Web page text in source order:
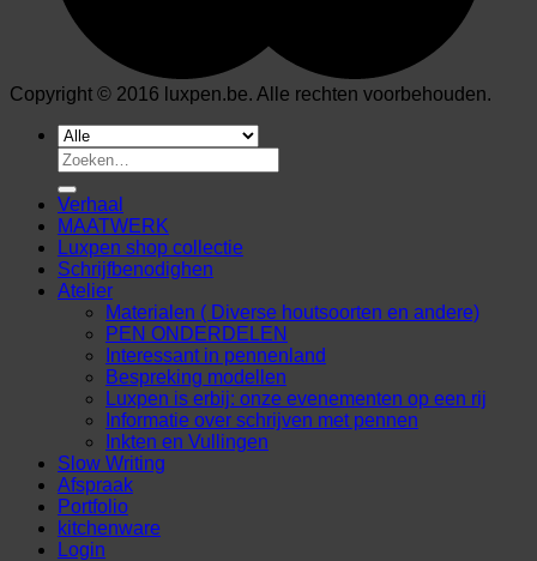
Copyright © 2016 luxpen.be. Alle rechten voorbehouden.
Zoeken
naar:
Verhaal
MAATWERK
Luxpen shop collectie
Schrijfbenodighen
Atelier
Materialen ( Diverse houtsoorten en andere)
PEN ONDERDELEN
Interessant in pennenland
Bespreking modellen
Luxpen is erbij: onze evenementen op een rij
Informatie over schrijven met pennen
Inkten en Vullingen
Slow Writing
Afspraak
Portfolio
kitchenware
Login